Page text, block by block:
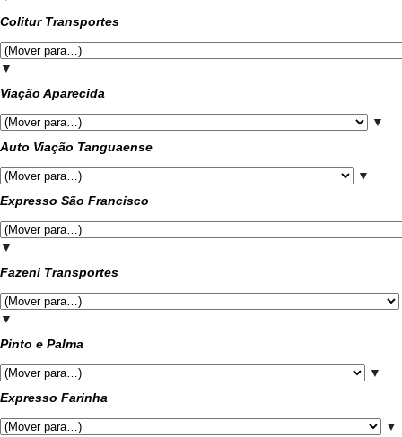
Colitur Transportes
▼
Viação Aparecida
▼
Auto Viação Tanguaense
▼
Expresso São Francisco
▼
Fazeni Transportes
▼
Pinto e Palma
▼
Expresso Farinha
▼